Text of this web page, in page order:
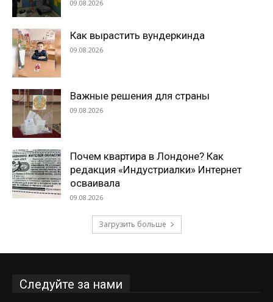
09.08.2026
Как вырастить вундеркинда
09.08.2026
Важные решения для страны
09.08.2026
Почем квартира в Лондоне? Как
редакция «Индустриалки» Интернет
осваивала
09.08.2026
Загрузить больше
Следуйте за нами